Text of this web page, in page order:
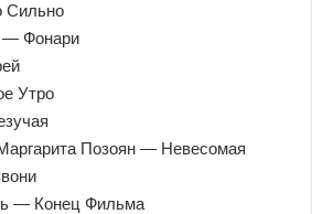
Сильно
— Фонари
Утро
Позоян — Невесомая
— Конец Фильма